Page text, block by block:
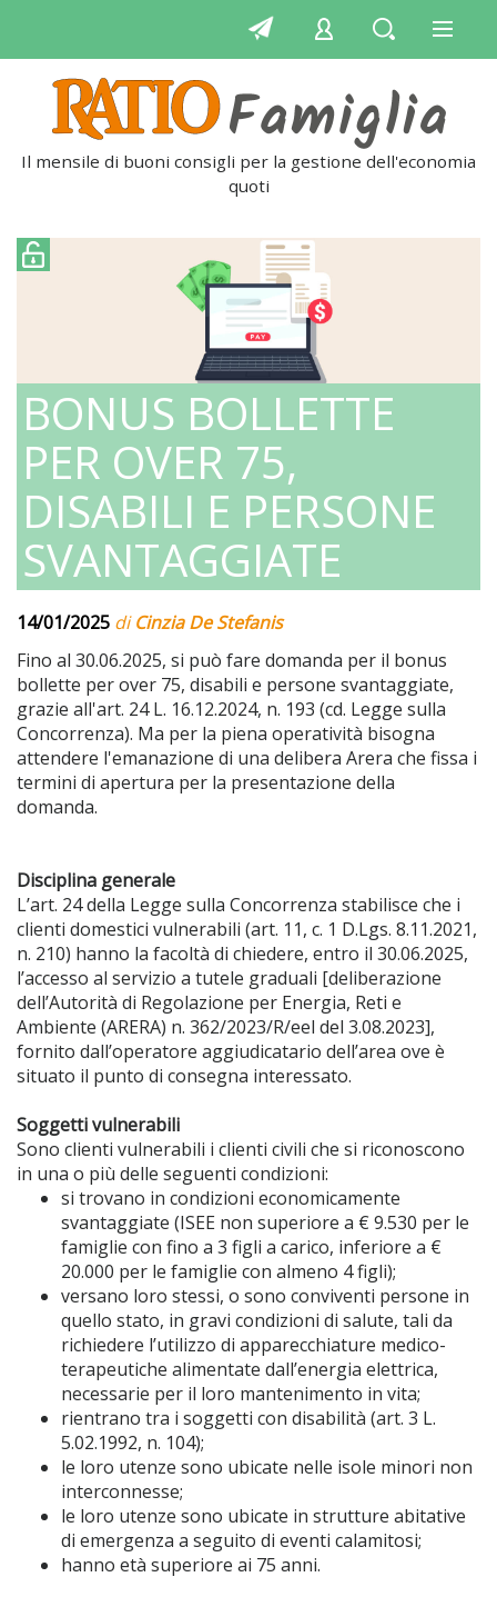
Il mensile di buoni consigli per la gestione dell'economia
quotidia
BONUS BOLLETTE
PER OVER 75,
DISABILI E PERSONE
SVANTAGGIATE
14/01/2025 diCinzia De Stefanis
Fino al 30.06.2025, si può fare domanda per il bonus
bollette per over 75, disabili e persone svantaggiate,
grazie all'art. 24 L. 16.12.2024, n. 193 (cd. Legge sulla
Concorrenza). Ma per la piena operatività bisogna
attendere l'emanazione di una delibera Arera che fissa i
termini di apertura per la presentazione della
domanda.
Disciplina generale
L’art. 24 della Legge sulla Concorrenza stabilisce che i
clienti domestici vulnerabili (art. 11, c. 1 D.Lgs. 8.11.2021,
n. 210) hanno la facoltà di chiedere, entro il 30.06.2025,
l’accesso al servizio a tutele graduali [deliberazione
dell’Autorità di Regolazione per Energia, Reti e
Ambiente (ARERA) n. 362/2023/R/eel del 3.08.2023],
fornito dall’operatore aggiudicatario dell’area ove è
situato il punto di consegna interessato.
Soggetti vulnerabili
Sono clienti vulnerabili i clienti civili che si riconoscono
in una o più delle seguenti condizioni:
si trovano in condizioni economicamente
svantaggiate (ISEE non superiore a € 9.530 per le
famiglie con fino a 3 figli a carico, inferiore a €
20.000 per le famiglie con almeno 4 figli);
versano loro stessi, o sono conviventi persone in
quello stato, in gravi condizioni di salute, tali da
richiedere l’utilizzo di apparecchiature medico-
terapeutiche alimentate dall’energia elettrica,
necessarie per il loro mantenimento in vita;
rientrano tra i soggetti con disabilità (art. 3 L.
5.02.1992, n. 104);
le loro utenze sono ubicate nelle isole minori non
interconnesse;
le loro utenze sono ubicate in strutture abitative
di emergenza a seguito di eventi calamitosi;
hanno età superiore ai 75 anni.